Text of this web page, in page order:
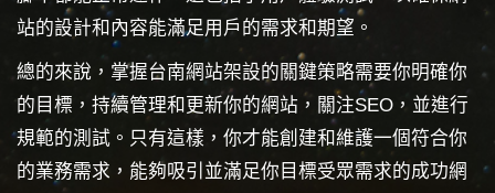
站的設計和內容能滿足用戶的需求和期望。
總的來說，掌握台南網站架設的關鍵策略需要你明確你
的目標，持續管理和更新你的網站，關注SEO，並進行
規範的測試。只有這樣，你才能創建和維護一個符合你
的業務需求，能夠吸引並滿足你目標受眾需求的成功網